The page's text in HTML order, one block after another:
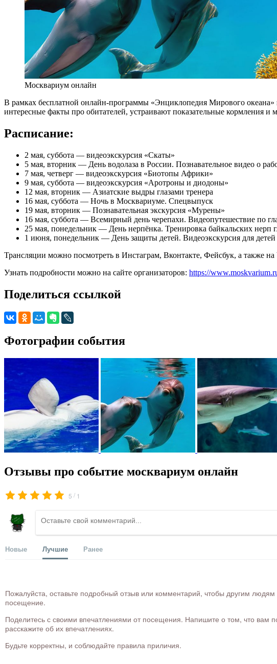
Москвариум онлайн
В рамках бесплатной онлайн-программы «Энциклопедия Мирового
интересные факты про обитателей, устраивают показательные кормления и
Расписание:
2 мая, суббота — видеоэкскурсия «Скаты»
5 мая, вторник — День водолаза в России. Познавательное видео о
7 мая, четверг — видеоэкскурсия «Биотопы Африки»
9 мая, суббота — видеоэкскурсия «Аротроны и диодоны»
12 мая, вторник — Азиатские выдры глазами тренера
16 мая, суббота — Ночь в Москвариуме. Спецвыпуск
19 мая, вторник — Познавательная экскурсия «Мурены»
16 мая, суббота — Всемирный день черепахи. Видеопутешествие по
25 мая, понедельник — День нерпёнка. Тренировка байкальских нерп
1 июня, понедельник — День защиты детей. Видеоэкскурсия для
Трансляции можно посмотреть в Инстаграм, Вконтакте, Фейсбук, а также на
Узнать подробности можно на сайте организаторов: https://
Поделиться ссылкой
Фотографии события
Отзывы про событие москвариум онлайн
5 / 1
Новые Лучшие Ранее
Пожалуйста, оставьте подробный отзыв или комментарий, чтобы другим
посещение.
Поделитесь с своими впечатлениями от посещения. Напишите о том, что вам
расскажите об их впечатлениях.
Будьте корректны, и соблюдайте правила приличия.